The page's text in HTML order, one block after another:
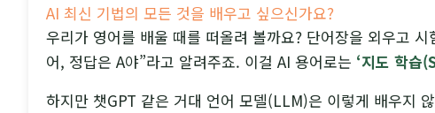
AI 최신 기법의 모든 것을 배우고 싶으신가요?
우리가 영어를 배울 때를 떠올려 볼까요? 단어장을 외우고
어, 정답은 A야”라고 알려주죠. 이걸 AI 용어로는 ‘지도 학
하지만 챗GPT 같은 거대 언어 모델(LLM)은 이렇게 배우지